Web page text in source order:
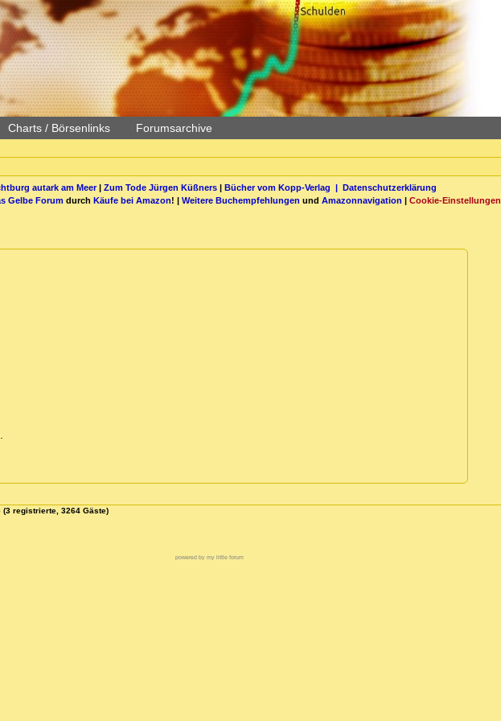
Charts / Börsenlinks Forumsarchive
autark am Meer| Zum Tode Jürgen Küßners| Bücher vom Kopp-Verlag | Datenschutzerklärung
Gelbe Forum durch Käufe bei Amazon! | Weitere Buchempfehlungen und Amazonnavigation | Cookie-Einstellungen
registrierte, 3264 Gäste)
powered by my little forum